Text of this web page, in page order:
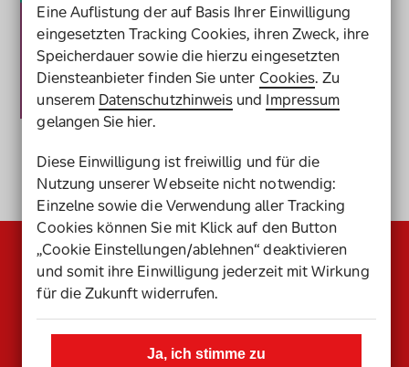
zum Seitenanfang
Eine Auflistung der auf Basis Ihrer Einwilligung
eingesetzten Tracking Cookies, ihren Zweck, ihre
Speicherdauer sowie die hierzu eingesetzten
Diensteanbieter finden Sie unter Cookies. Zu
unserem Datenschutzhinweis und Impressum
gelangen Sie hier.
Diese Einwilligung ist freiwillig und für die
Nutzung unserer Webseite nicht notwendig:
Einzelne sowie die Verwendung aller Tracking
Cookies können Sie mit Klick auf den Button
„Cookie Einstellungen/ablehnen“ deaktivieren
und somit ihre Einwilligung jederzeit mit Wirkung
für die Zukunft widerrufen.
Ja, ich stimme zu